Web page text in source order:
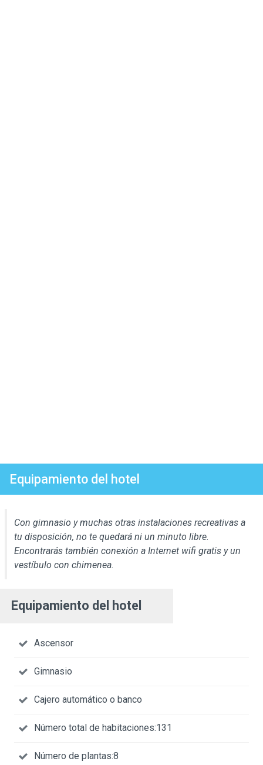
Equipamiento del hotel
Con gimnasio y muchas otras instalaciones recreativas a
tu disposición, no te quedará ni un minuto libre.
Encontrarás también conexión a Internet wifi gratis y un
vestíbulo con chimenea.
Equipamiento del hotel
Ascensor
Gimnasio
Cajero automático o banco
Número total de habitaciones:131
Número de plantas:8